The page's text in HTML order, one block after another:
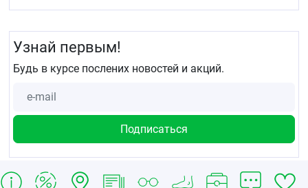
Узнай первым!
Будь в курсе послених новостей и акций.